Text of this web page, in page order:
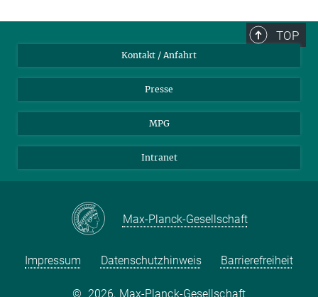
TOP
Kontakt / Anfahrt
Presse
MPG
Intranet
Max-Planck-Gesellschaft
Impressum Datenschutzhinweis Barrierefreiheit
© 2026, Max-Planck-Gesellschaft